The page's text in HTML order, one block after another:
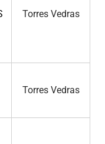
Torres Vedras
Torres Vedras